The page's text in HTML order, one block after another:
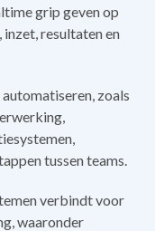
grip geven op
resultaten en
zoals
tussen teams.
verbindt voor
waaronder